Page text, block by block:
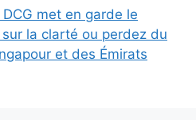
met en garde le
la clarté ou perdez du
et des Émirats